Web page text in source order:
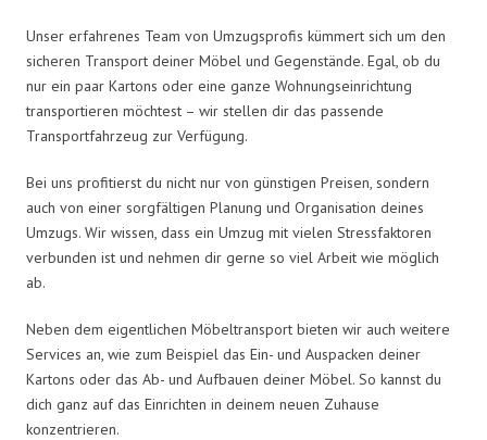
Unser erfahrenes Team von Umzugsprofis kümmert sich um den
sicheren Transport deiner Möbel und Gegenstände. Egal, ob du
nur ein paar Kartons oder eine ganze Wohnungseinrichtung
transportieren möchtest – wir stellen dir das passende
Transportfahrzeug zur Verfügung.
Bei uns profitierst du nicht nur von günstigen Preisen, sondern
auch von einer sorgfältigen Planung und Organisation deines
Umzugs. Wir wissen, dass ein Umzug mit vielen Stressfaktoren
verbunden ist und nehmen dir gerne so viel Arbeit wie möglich
ab.
Neben dem eigentlichen Möbeltransport bieten wir auch weitere
Services an, wie zum Beispiel das Ein- und Auspacken deiner
Kartons oder das Ab- und Aufbauen deiner Möbel. So kannst du
dich ganz auf das Einrichten in deinem neuen Zuhause
konzentrieren.